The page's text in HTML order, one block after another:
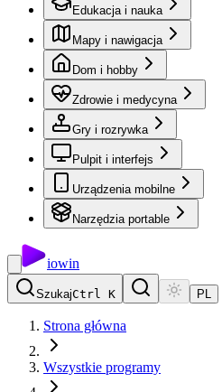
Edukacja i nauka
Mapy i nawigacja
Dom i hobby
Zdrowie i medycyna
Gry i rozrywka
Pulpit i interfejs
Urządzenia mobilne
Narzędzia portable
iowin
SzukajCtrl K PL
Strona główna
Wszystkie programy